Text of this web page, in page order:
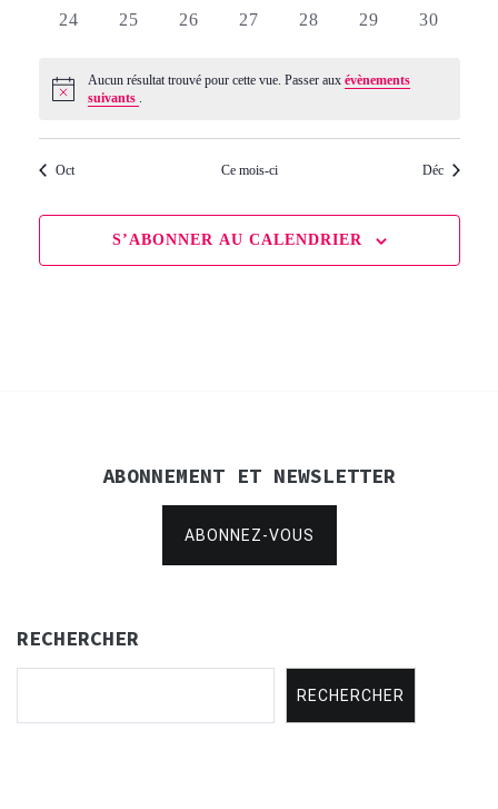
0
24
0
25
0
26
0
27
0
28
0
29
0
30
Notice
Aucun résultat trouvé pour cette vue. Passer auxévènements
suivants .
Oct Ce mois-ci Déc
S’ABONNER AU CALENDRIER
ABONNEMENT ET NEWSLETTER
ABONNEZ-VOUS
RECHERCHER
RECHERCHER